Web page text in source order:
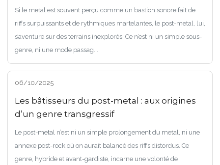
Si le metal est souvent perçu comme un bastion sonore fait de
riffs surpuissants et de rythmiques martelantes, le post-metal, lui,
s’aventure sur des terrains inexplorés. Ce n’est ni un simple sous-
genre, ni une mode passag...
06/10/2025
Les bâtisseurs du post-metal : aux origines
d’un genre transgressif
Le post-metal n’est ni un simple prolongement du metal, ni une
annexe post-rock où on aurait balancé des riffs distordus. Ce
genre, hybride et avant-gardiste, incarne une volonté de